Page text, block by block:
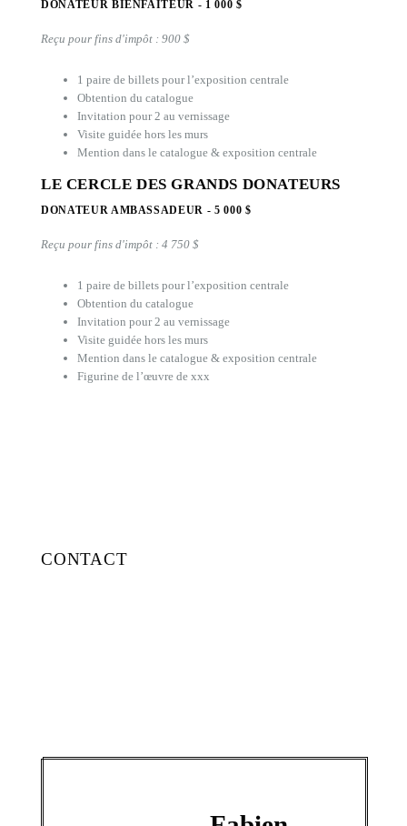
DONATEUR BIENFAITEUR - 1 000 $
Reçu pour fins d'impôt : 900 $
1 paire de billets pour l’exposition centrale
Obtention du catalogue
Invitation pour 2 au vernissage
Visite guidée hors les murs
Mention dans le catalogue & exposition centrale
LE CERCLE DES GRANDS DONATEURS
DONATEUR AMBASSADEUR - 5 000 $
Reçu pour fins d'impôt : 4 750 $
1 paire de billets pour l’exposition centrale
Obtention du catalogue
Invitation pour 2 au vernissage
Visite guidée hors les murs
Mention dans le catalogue & exposition centrale
Figurine de l’œuvre de xxx
CONTACT